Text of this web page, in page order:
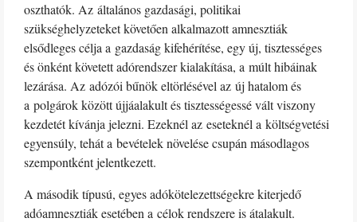
oszthatók. Az általános gazdasági, politikai
szükséghelyzeteket követően alkalmazott amnesztiák
elsődleges célja a gazdaság kifehérítése, egy új, tisztességes
és önként követett adórendszer kialakítása, a múlt hibáinak
lezárása. Az adózói bűnök eltörlésével az új hatalom és
a polgárok között újjáalakult és tisztességessé vált viszony
kezdetét kívánja jelezni. Ezeknél az eseteknél a költségvetési
egyensúly, tehát a bevételek növelése csupán másodlagos
szempontként jelentkezett.
A második típusú, egyes adókötelezettségekre kiterjedő
adóamnesztiák esetében a célok rendszere is átalakult.